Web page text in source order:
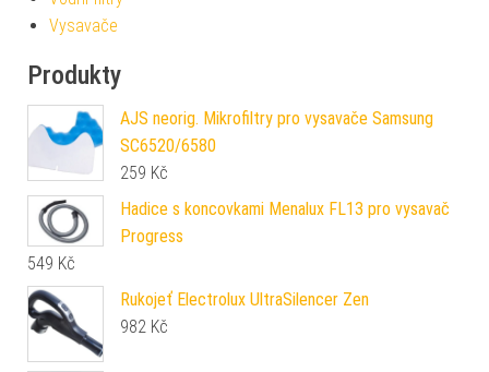
Vysavače
Produkty
AJS neorig. Mikrofiltry pro vysavače Samsung
SC6520/6580
259 Kč
Hadice s koncovkami Menalux FL13 pro vysavač
Progress
549 Kč
Rukojeť Electrolux UltraSilencer Zen
982 Kč